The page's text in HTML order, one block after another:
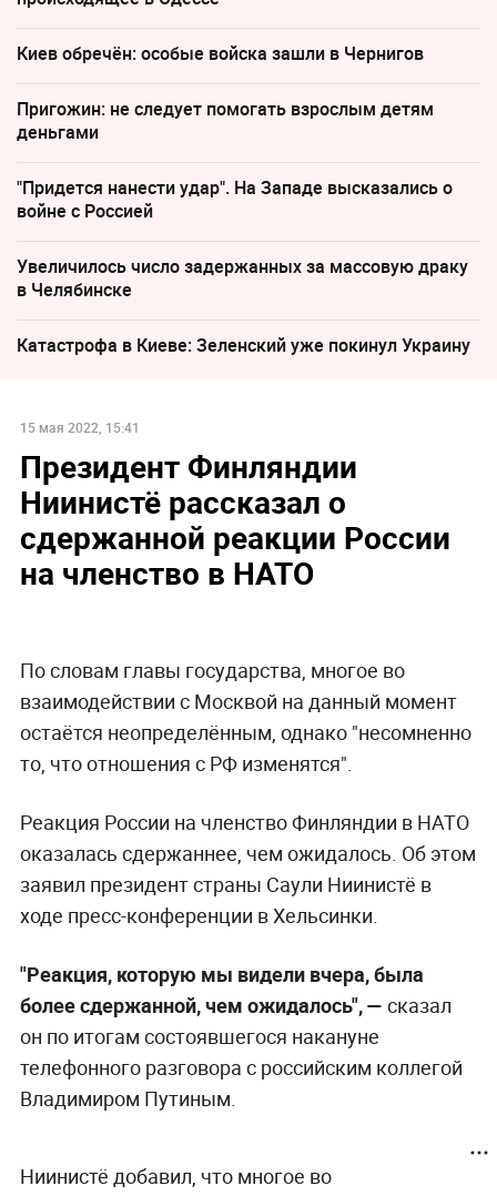
Киев обречён: особые войска зашли в Чернигов
Пригожин: не следует помогать взрослым детям
деньгами
"Придется нанести удар". На Западе высказались о
войне с Россией
Увеличилось число задержанных за массовую драку
в Челябинске
Катастрофа в Киеве: Зеленский уже покинул Украину
15 мая 2022, 15:41
Президент Финляндии
Ниинистё рассказал о
сдержанной реакции России
на членство в НАТО
По словам главы государства, многое во
взаимодействии с Москвой на данный момент
остаётся неопределённым, однако "несомненно
то, что отношения с РФ изменятся".
Реакция России на членство Финляндии в НАТО
оказалась сдержаннее, чем ожидалось. Об этом
заявил президент страны Саули Ниинистё в
ходе пресс-конференции в Хельсинки.
"Реакция, которую мы видели вчера, была
более сдержанной, чем ожидалось", — сказал
он по итогам состоявшегося накануне
телефонного разговора с российским коллегой
Владимиром Путиным.
Ниинистё добавил, что многое во